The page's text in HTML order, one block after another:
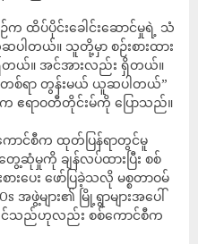
ဉ်က ထိပ်ပိုင်းခေါင်းဆောင်မှုရဲ့ သံ
ပါတယ်။ သူတို့မှာ စဉ်းစားထား
တယ်။ အင်အားလည်း ရှိတယ်။
တစ်ရာ တွန်းမယ် ယူဆပါတယ်”
ဧရာဝတီတိုင်းမ်ကို ပြောသည်။
င်စီက ထုတ်ပြန်ရာတွင်မူ
တွေ့ဆုံမှုကို ချန်လပ်ထားပြီး စစ်
းပေး ဖော်ပြခဲ့သလို မစ္စတာဝမ်
အဖွဲ့များ၏ မြို့ရွာများအပေါ်
ျင်သည်ဟုလည်း စစ်ကောင်စီက